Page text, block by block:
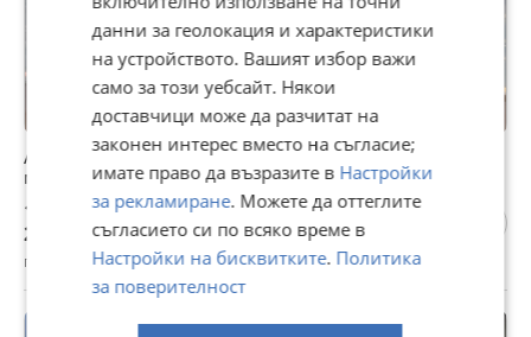
Alpina Кутии за храна подходящи за съдомиялна и
мокровълнова
12,78 €
25 лв
гр. Асеновград, Пловдив, днес, 12:10
данни за геолокация и характеристики
на устройството. Вашият избор важи
само за този уебсайт. Някои
доставчици може да разчитат на
законен интерес вместо на съгласие;
имате право да възразите в Настройки
за рекламиране. Можете да оттеглите
съгласието си по всяко време в
Настройки на бисквитките. Политика
за поверителност